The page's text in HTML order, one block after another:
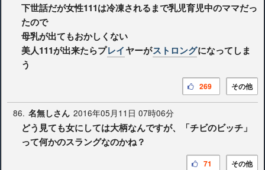
下世話だが女性111は冷凍されるまで乳児育児中のママだっ
たので
母乳が出てもおかしくない
美人111が出来たらプレイヤーがストロングになってしま
う
その他
269
86. 名無しさん 2016年05月11日 07時06分
どう見ても女にしては大柄なんですが、「チビのビッチ」
って何かのスラングなのかね？
その他
71